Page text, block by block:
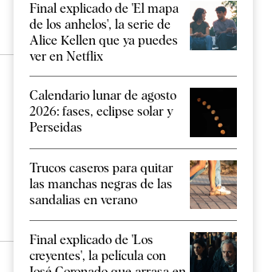
Final explicado de 'El mapa
de los anhelos', la serie de
Alice Kellen que ya puedes
ver en Netflix
Calendario lunar de agosto
2026: fases, eclipse solar y
Perseidas
Trucos caseros para quitar
las manchas negras de las
sandalias en verano
Final explicado de 'Los
creyentes', la película con